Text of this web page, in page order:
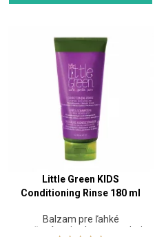
Little Green KIDS
Conditioning Rinse 180 ml
Balzam pre ľahké
rozčesávanie vlasov pre deti